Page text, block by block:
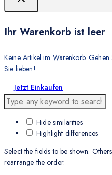
Ihr Warenkorb ist leer
Keine Artikel im Warenkorb.
Sie lieben!
Jetzt Einkaufen
Hide similarities
Highlight differences
Select the fields to be shown.
rearrange the order.